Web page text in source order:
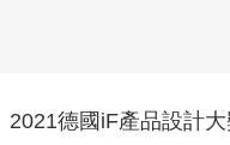
2021德國iF產品設計